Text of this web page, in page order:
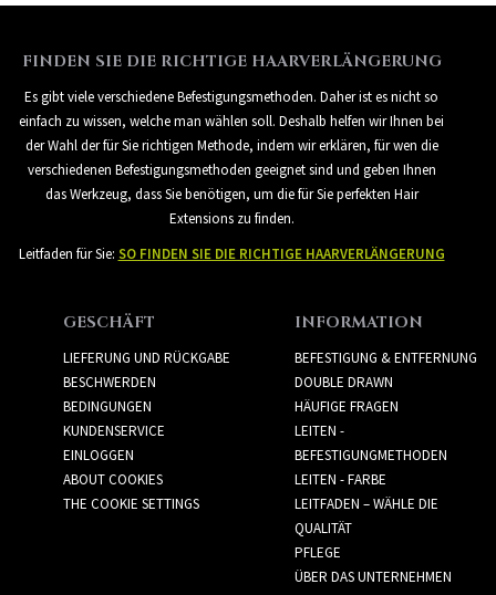
FINDEN SIE DIE RICHTIGE HAARVERLÄNGERUNG
Es gibt viele verschiedene Befestigungsmethoden. Daher ist es nicht so
einfach zu wissen, welche man wählen soll. Deshalb helfen wir Ihnen bei
der Wahl der für Sie richtigen Methode, indem wir erklären, für wen die
verschiedenen Befestigungsmethoden geeignet sind und geben Ihnen
das Werkzeug, dass Sie benötigen, um die für Sie perfekten Hair
Extensions zu finden.
Leitfaden für Sie: SO FINDEN SIE DIE RICHTIGE HAARVERLÄNGERUNG
GESCHÄFT
LIEFERUNG UND RÜCKGABE
BESCHWERDEN
BEDINGUNGEN
KUNDENSERVICE
EINLOGGEN
ABOUT COOKIES
THE COOKIE SETTINGS
INFORMATION
BEFESTIGUNG & ENTFERNUNG
DOUBLE DRAWN
HÄUFIGE FRAGEN
LEITEN -
BEFESTIGUNGMETHODEN
LEITEN - FARBE
LEITFADEN – WÄHLE DIE
QUALITÄT
PFLEGE
ÜBER DAS UNTERNEHMEN